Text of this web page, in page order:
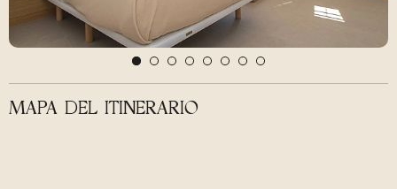
MAPA DEL ITINERARIO